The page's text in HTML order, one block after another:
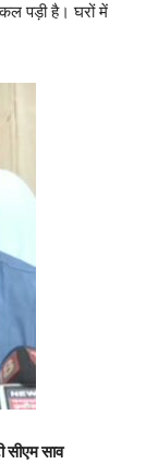
पड़ी है। घरों में
सीएम साव